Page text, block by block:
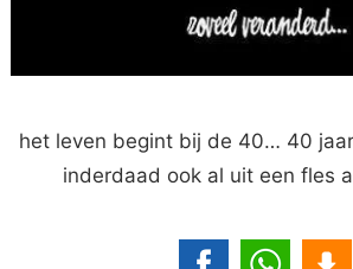
het leven begint bij de 40… 40
inderdaad ook al uit een fles